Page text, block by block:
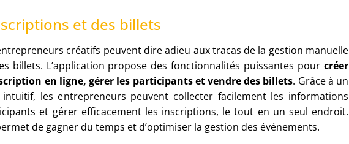
et des billets
créatifs peuvent dire adieu aux tracas de la gestion manuelle
billets. L’application propose des fonctionnalités puissantes pour créer
en ligne, gérer les participants et vendre des billets. Grâce à un
les entrepreneurs peuvent collecter facilement les informations
et gérer efficacement les inscriptions, le tout en un seul endroit.
de gagner du temps et d’optimiser la gestion des événements.